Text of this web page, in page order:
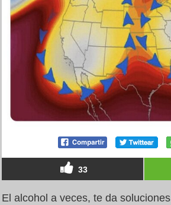
33
El alcohol a veces, te da soluciones